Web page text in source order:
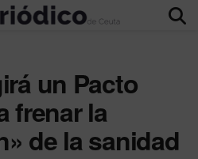
un Pacto
frenar la
de la sanidad